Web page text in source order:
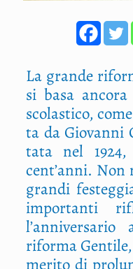
La gran­de
si basa
sco­la­sti­co,
ta da Gio­van­ni
ta­ta nel
cent’anni. Non
gran­di
impor­tan­ti
l’anniversario
rifor­ma
meri­to di